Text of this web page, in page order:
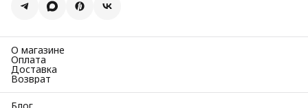
О магазине
Оплата
Доставка
Возврат